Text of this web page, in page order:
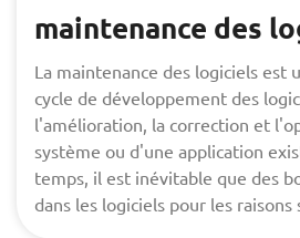
maintenance des
La maintenance des logiciels est
cycle de développement des
l'amélioration, la correction et
système ou d'une application
temps, il est inévitable que des
dans les logiciels pour les raisons